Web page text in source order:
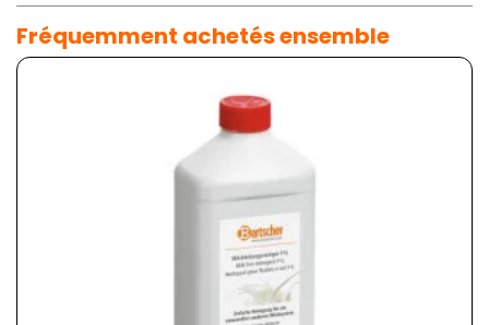
Fréquemment achetés ensemble